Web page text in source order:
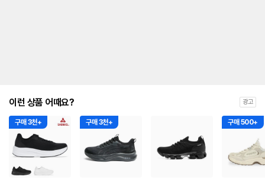
이런 상품 어때요? 광고
구매 3천+ 구매 3천+ 구매 500+